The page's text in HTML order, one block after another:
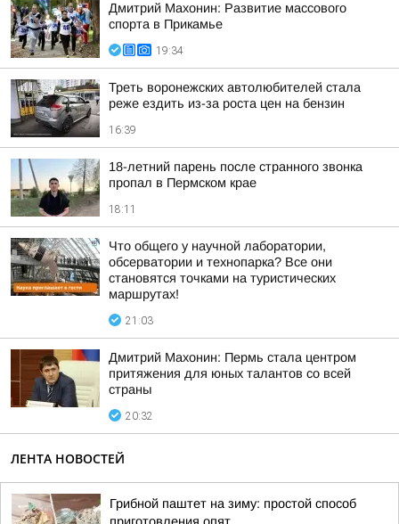
Дмитрий Махонин: Развитие массового
спорта в Прикамье
19:34
Треть воронежских автолюбителей стала
реже ездить из-за роста цен на бензин
16:39
18-летний парень после странного звонка
пропал в Пермском крае
18:11
Что общего у научной лаборатории,
обсерватории и технопарка? Все они
становятся точками на туристических
маршрутах!
21:03
Дмитрий Махонин: Пермь стала центром
притяжения для юных талантов со всей
страны
20:32
ЛЕНТА НОВОСТЕЙ
Грибной паштет на зиму: простой способ